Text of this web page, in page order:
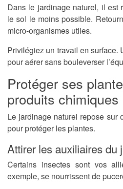
Dans le jardinage naturel, il est
le sol le moins possible.
micro-organismes utiles.
Privilégiez un travail en surface.
pour aérer sans bouleverser
Protéger ses
produits chimiques
Le jardinage naturel repose sur
pour protéger les plantes.
Attirer les auxiliaires du
Certains insectes sont vos
exemple, se nourrissent de